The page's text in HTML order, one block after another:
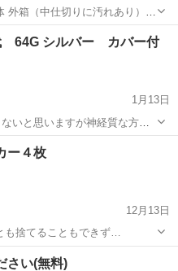
使っ
とがたまにありました。セッ
64G シルバー カバー付
1月13日
いと思いますが神経質な方は
フリー IMEI
交渉不可です。 取りに来られ
ー４枚
12月13日
も捨てることもできず…
ステッカー
さい(無料)